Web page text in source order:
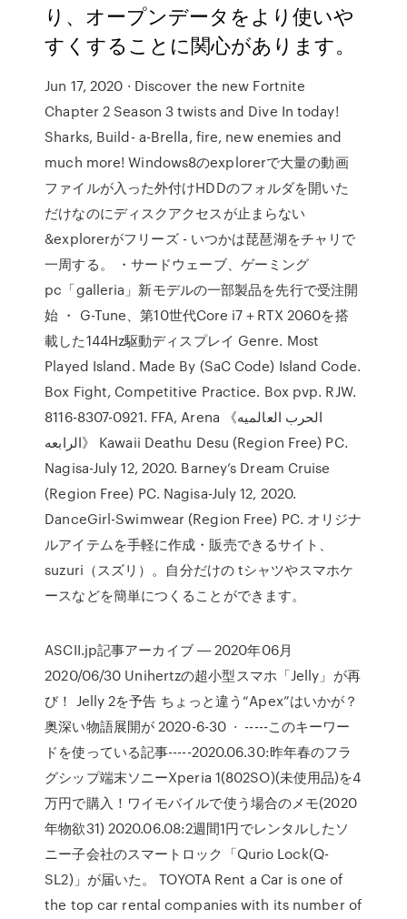
り、オープンデータをより使いや
すくすることに関心があります。
Jun 17, 2020 · Discover the new Fortnite
Chapter 2 Season 3 twists and Dive In today!
Sharks, Build- a-Brella, fire, new enemies and
much more! Windows8のexplorerで大量の動画
ファイルが入った外付けHDDのフォルダを開いた
だけなのにディスクアクセスが止まらない
&explorerがフリーズ - いつかは琵琶湖をチャリで
一周する。 ・サードウェーブ、ゲーミング
pc「galleria」新モデルの一部製品を先行で受注開
始 ・ G-Tune、第10世代Core i7＋RTX 2060を搭
載した144Hz駆動ディスプレイ Genre. Most
Played Island. Made By (SaC Code) Island Code.
Box Fight, Competitive Practice. Box pvp. RJW.
8116-8307-0921. FFA, Arena 《الحرب العالميه
الرابعه》 Kawaii Deathu Desu (Region Free) PC.
Nagisa-July 12, 2020. Barney’s Dream Cruise
(Region Free) PC. Nagisa-July 12, 2020.
DanceGirl-Swimwear (Region Free) PC. オリジナ
ルアイテムを手軽に作成・販売できるサイト、
suzuri（スズリ）。自分だけの tシャツやスマホケ
ースなどを簡単につくることができます。
ASCII.jp記事アーカイブ ― 2020年06月
2020/06/30 Unihertzの超小型スマホ「Jelly」が再
び！ Jelly 2を予告 ちょっと違う“Apex”はいかが？
奥深い物語展開が 2020-6-30 · -----このキーワー
ドを使っている記事-----2020.06.30:昨年春のフラ
グシップ端末ソニーXperia 1(802SO)(未使用品)を4
万円で購入！ワイモバイルで使う場合のメモ(2020
年物欲31) 2020.06.08:2週間1円でレンタルしたソ
ニー子会社のスマートロック「Qurio Lock(Q-
SL2)」が届いた。 TOYOTA Rent a Car is one of
the top car rental companies with its number of